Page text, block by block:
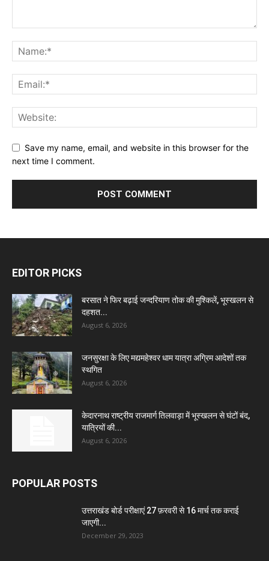
Save my name, email, and website in this browser for the
next time I comment.
EDITOR PICKS
बरसात ने फिर बढ़ाई जन्दरियाण तोक की मुश्किलें, भूस्खलन से
दहशत...
August 6, 2026
जनसुरक्षा के लिए मद्यमहेश्वर धाम यात्रा अग्रिम आदेशों तक
स्थगित
August 6, 2026
केदारनाथ राष्ट्रीय राजमार्ग तिलवाड़ा में भूस्खलन से घंटों बंद,
यात्रियों की...
August 6, 2026
POPULAR POSTS
उत्तराखंड बोर्ड परीक्षाएं 27 फ़रवरी से 16 मार्च तक कराई
जाएगी...
December 29, 2023